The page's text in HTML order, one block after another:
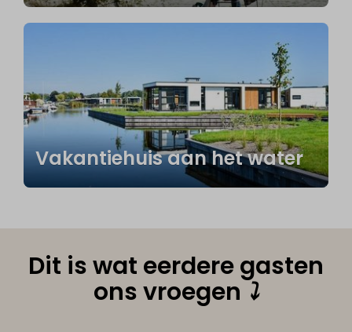
Vakantiehuis aan het water
Dit is wat eerdere gasten
ons vroegen ⤵